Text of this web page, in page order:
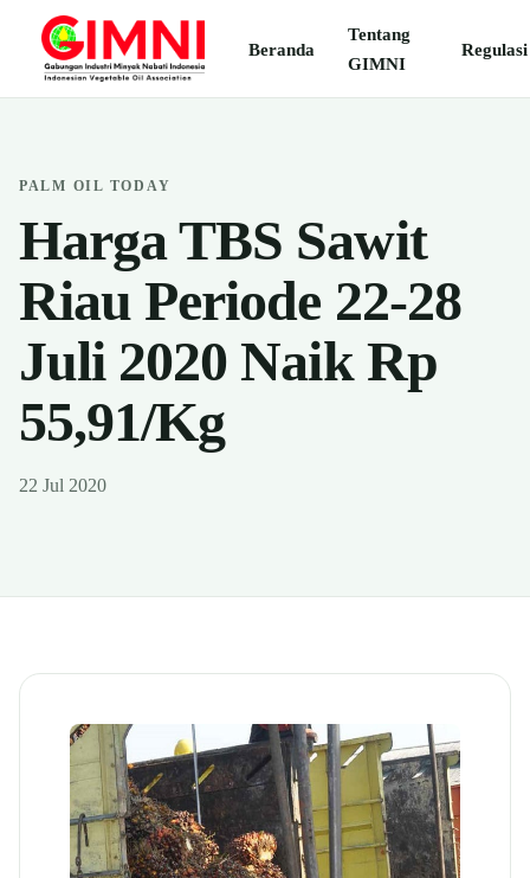
Beranda
Tentang
GIMNI
Regulasi
PALM OIL TODAY
Harga TBS Sawit
Riau Periode 22-28
Juli 2020 Naik Rp
55,91/Kg
22 Jul 2020